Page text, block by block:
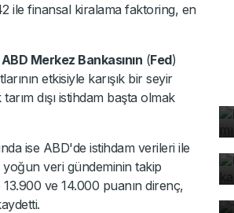
ile finansal kiralama faktoring, en
ABD Merkez Bankasının (Fed)
etkisiyle karışık bir seyir
dışı istihdam başta olmak
ise ABD'de istihdam verileri ile
veri gündeminin takip
ve 14.000 puanın direnç,